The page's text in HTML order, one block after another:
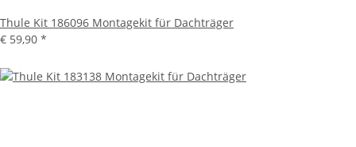
Thule Kit 186096 Montagekit für Dachträger
€ 59,90 *